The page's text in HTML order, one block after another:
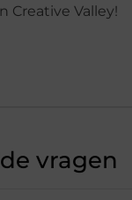
Creative Valley!
vragen